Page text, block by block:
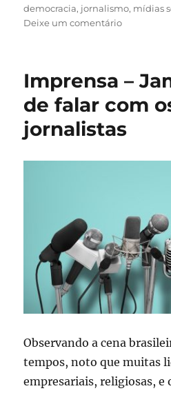
em
democracia, jornalismo, mídias
Deixe um comentárioem
na
política:
Uma
Imprensa –
de falar com
jornalistas
Observando a cena
tempos, noto que muitas
empresariais, religiosas, e